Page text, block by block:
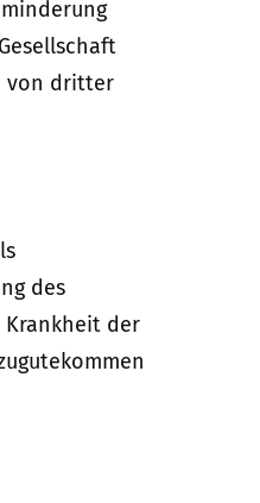
von dritter
des
Krankheit der